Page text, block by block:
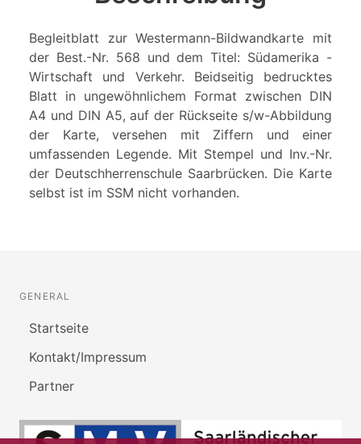
Begleitblatt zur Westermann-Bildwandkarte mit
der Best.-Nr. 568 und dem Titel: Südamerika -
Wirtschaft und Verkehr. Beidseitig bedrucktes
Blatt in ungewöhnlichem Format zwischen DIN
A4 und DIN A5, auf der Rückseite s/w-Abbildung
der Karte, versehen mit Ziffern und einer
umfassenden Legende. Mit Stempel und Inv.-Nr.
der Deutschherrenschule Saarbrücken. Die Karte
selbst ist im SSM nicht vorhanden.
GENERAL
Startseite
Kontakt/Impressum
Partner